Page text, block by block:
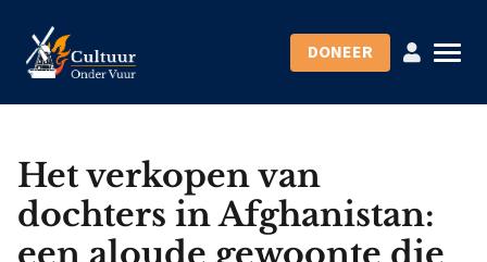
DONEER
Het verkopen van
dochters in Afghanistan:
een aloude gewoonte die